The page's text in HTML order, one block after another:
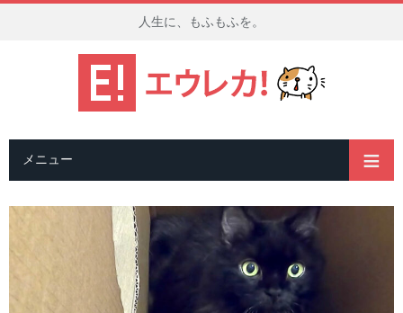
人生に、もふもふを。
メニュー